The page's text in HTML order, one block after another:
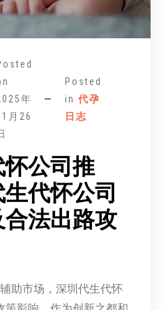
年
月26
Posted
in代孕
日志
公司推
代怀公司
法出路攻
助市场，深圳代生代怀